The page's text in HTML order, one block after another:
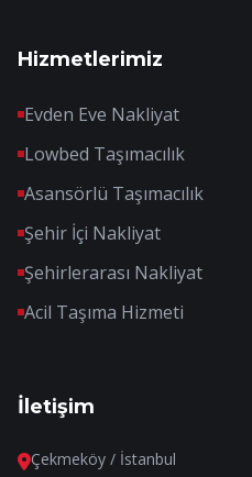
Hizmetlerimiz
Evden Eve Nakliyat
Lowbed Taşımacılık
Asansörlü Taşımacılık
Şehir İçi Nakliyat
Şehirlerarası Nakliyat
Acil Taşıma Hizmeti
İletişim
Çekmeköy / İstanbul